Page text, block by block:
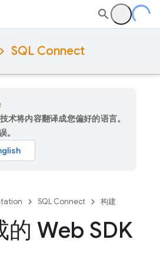
SQL Connect
术将内容翻译成您偏好的语言。
。
SQL Connect 构建
的 Web SDK